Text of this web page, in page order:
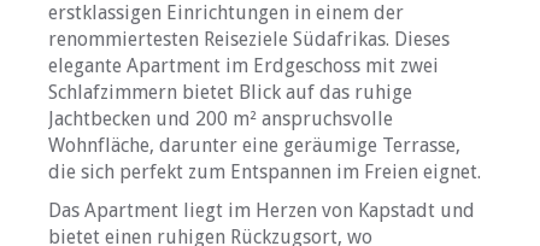
erstklassigen Einrichtungen in einem der
renommiertesten Reiseziele Südafrikas. Dieses
elegante Apartment im Erdgeschoss mit zwei
Schlafzimmern bietet Blick auf das ruhige
Jachtbecken und 200 m² anspruchsvolle
Wohnfläche, darunter eine geräumige Terrasse,
die sich perfekt zum Entspannen im Freien eignet.
Das Apartment liegt im Herzen von Kapstadt und
bietet einen ruhigen Rückzugsort, wo